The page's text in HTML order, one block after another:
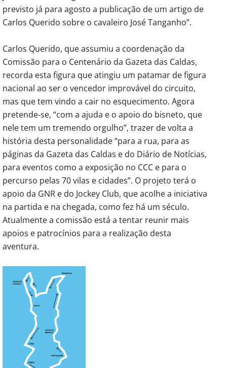
previsto já para agosto a publicação de um artigo de
Carlos Querido sobre o cavaleiro José Tanganho”.
Carlos Querido, que assumiu a coordenação da
Comissão para o Centenário da Gazeta das Caldas,
recorda esta figura que atingiu um patamar de figura
nacional ao ser o vencedor improvável do circuito,
mas que tem vindo a cair no esquecimento. Agora
pretende-se, “com a ajuda e o apoio do bisneto, que
nele tem um tremendo orgulho”, trazer de volta a
história desta personalidade “para a rua, para as
páginas da Gazeta das Caldas e do Diário de Notícias,
para eventos como a exposição no CCC e para o
percurso pelas 70 vilas e cidades”. O projeto terá o
apoio da GNR e do Jockey Club, que acolhe a iniciativa
na partida e na chegada, como fez há um século.
Atualmente a comissão está a tentar reunir mais
apoios e patrocínios para a realização desta
aventura.